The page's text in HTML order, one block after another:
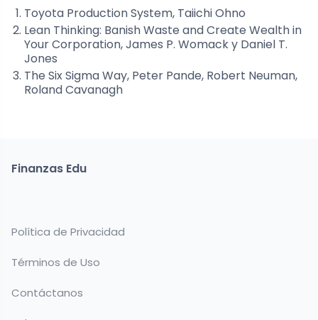
Toyota Production System, Taiichi Ohno
Lean Thinking: Banish Waste and Create Wealth in
Your Corporation, James P. Womack y Daniel T.
Jones
The Six Sigma Way, Peter Pande, Robert Neuman,
Roland Cavanagh
Finanzas Edu
Política de Privacidad
Términos de Uso
Contáctanos